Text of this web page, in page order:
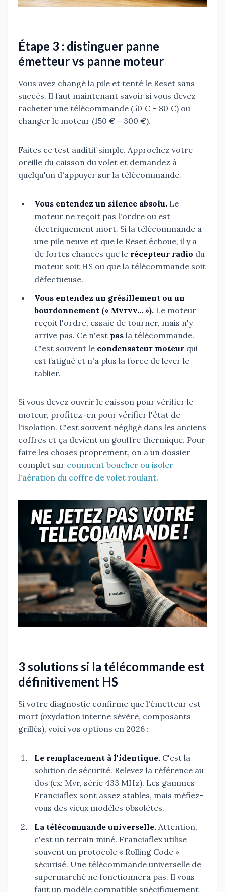
Étape 3 : distinguer panne
émetteur vs panne moteur
Vous avez changé la pile et tenté le Reset sans
succès. Il faut maintenant savoir si vous devez
racheter une télécommande (50 € – 80 €) ou
changer le moteur (150 € – 300 €).
Faites ce test auditif simple. Approchez votre
oreille du caisson du volet et demandez à
quelqu'un d'appuyer sur la télécommande.
Vous entendez un silence absolu. Le
moteur ne reçoit pas l'ordre ou est
électriquement mort. Si la télécommande a
une pile neuve et que le Reset échoue, il y a
de fortes chances que le récepteur radio du
moteur soit HS ou que la télécommande soit
défectueuse.
Vous entendez un grésillement ou un
bourdonnement (« Mvrvv… »). Le moteur
reçoit l'ordre, essaie de tourner, mais n'y
arrive pas. Ce n'est pas la télécommande.
C'est souvent le condensateur moteur qui
est fatigué et n'a plus la force de lever le
tablier.
Si vous devez ouvrir le caisson pour vérifier le
moteur, profitez-en pour vérifier l'état de
l'isolation. C'est souvent négligé dans les anciens
coffres et ça devient un gouffre thermique. Pour
faire les choses proprement, on a un dossier
complet sur comment boucher ou isoler
l'aération du coffre de volet roulant.
3 solutions si la télécommande est
définitivement HS
Si votre diagnostic confirme que l'émetteur est
mort (oxydation interne sévère, composants
grillés), voici vos options en 2026 :
Le remplacement à l'identique. C'est la
solution de sécurité. Relevez la référence au
dos (ex: Mvr, série 433 MHz). Les gammes
Franciaflex sont assez stables, mais méfiez-
vous des vieux modèles obsolètes.
La télécommande universelle. Attention,
c'est un terrain miné. Franciaflex utilise
souvent un protocole « Rolling Code »
sécurisé. Une télécommande universelle de
supermarché ne fonctionnera pas. Il vous
faut un modèle compatible spécifiquement